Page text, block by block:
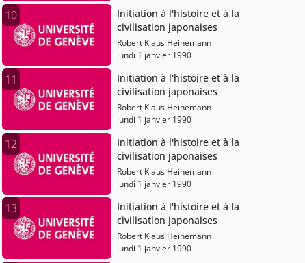
10
Initiation à l'histoire et à la
civilisation japonaises
Robert Klaus Heinemann
lundi 1 janvier 1990
11
Initiation à l'histoire et à la
civilisation japonaises
Robert Klaus Heinemann
lundi 1 janvier 1990
12
Initiation à l'histoire et à la
civilisation japonaises
Robert Klaus Heinemann
lundi 1 janvier 1990
13
Initiation à l'histoire et à la
civilisation japonaises
Robert Klaus Heinemann
lundi 1 janvier 1990